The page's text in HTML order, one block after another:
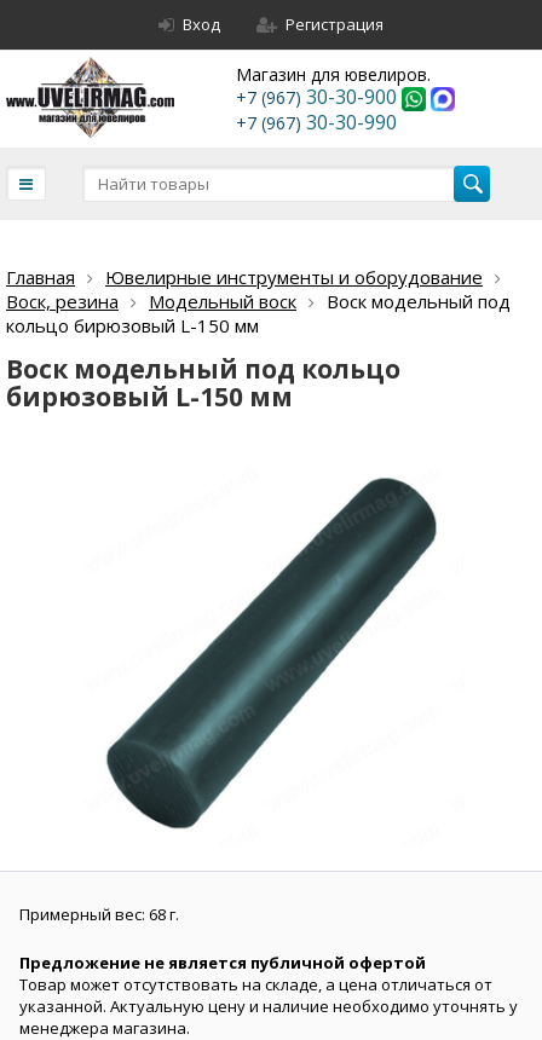
Вход Регистрация
Магазин для ювелиров.
+7 (967) 30-30-900
+7 (967) 30-30-990
Главная
Ювелирные инструменты и оборудование
Воск, резина
Модельный воск
Воск модельный под
кольцо бирюзовый L-150 мм
Воск модельный под кольцо
бирюзовый L-150 мм
Примерный вес: 68 г.
Предложение не является публичной офертой
Товар может отсутствовать на складе, а цена отличаться от
указанной. Актуальную цену и наличие необходимо уточнять у
менеджера магазина.